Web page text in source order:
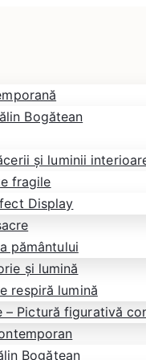
Bogătean
și luminii
fragile
Display
pământului
și lumină
respiră lumină
– Pictură figurativă
Bogătean